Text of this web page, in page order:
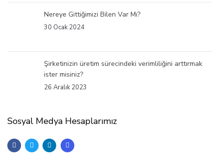
Nereye Gittiğimizi Bilen Var Mı?
30 Ocak 2024
Şirketinizin üretim sürecindeki verimliliğini arttırmak
ister misiniz?
26 Aralık 2023
Sosyal Medya Hesaplarımız